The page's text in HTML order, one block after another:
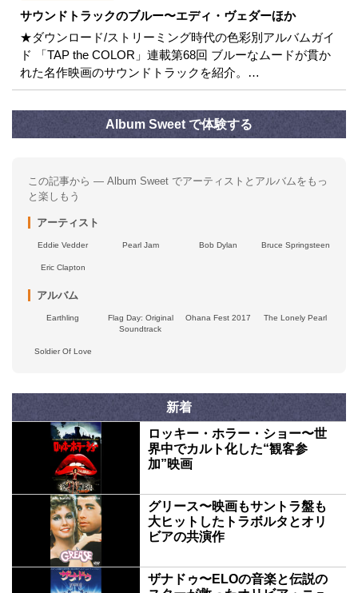
サウンドトラックのブルー〜エディ・ヴェダーほか
★ダウンロード/ストリーミング時代の色彩別アルバムガイ
ド 「TAP the COLOR」連載第68回 ブルーなムードが貫か
れた名作映画のサウンドトラックを紹介。…
Album Sweet で体験する
この記事から — Album Sweet でアーティストとアルバムをもっ
と楽しもう
アーティスト
Eddie Vedder Pearl Jam Bob Dylan Bruce Springsteen
Eric Clapton
アルバム
Earthling
Flag Day: Original
Soundtrack
Ohana Fest 2017 The Lonely Pearl
Soldier Of Love
新着
ロッキー・ホラー・ショー〜世
界中でカルト化した“観客参
加”映画
グリース〜映画もサントラ盤も
大ヒットしたトラボルタとオリ
ビアの共演作
ザナドゥ〜ELOの音楽と伝説の